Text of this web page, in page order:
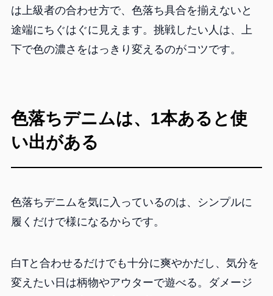
は上級者の合わせ方で、色落ち具合を揃えないと
途端にちぐはぐに見えます。挑戦したい人は、上
下で色の濃さをはっきり変えるのがコツです。
色落ちデニムは、1本あると使
い出がある
色落ちデニムを気に入っているのは、シンプルに
履くだけで様になるからです。
白Tと合わせるだけでも十分に爽やかだし、気分を
変えたい日は柄物やアウターで遊べる。ダメージ